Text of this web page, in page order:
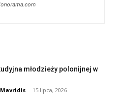
młodzieży polonijnej w
- 15 lipca, 2026